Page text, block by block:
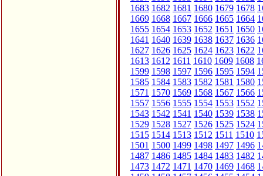
1683 1682 1681 1680 1679 1678
1669 1668 1667 1666 1665 1664
1655 1654 1653 1652 1651 1650
1641 1640 1639 1638 1637 1636
1627 1626 1625 1624 1623 1622
1613 1612 1611 1610 1609 1608
1599 1598 1597 1596 1595 1594
1585 1584 1583 1582 1581 1580
1571 1570 1569 1568 1567 1566
1557 1556 1555 1554 1553 1552
1543 1542 1541 1540 1539 1538
1529 1528 1527 1526 1525 1524
1515 1514 1513 1512 1511 1510
1501 1500 1499 1498 1497 1496
1487 1486 1485 1484 1483 1482
1473 1472 1471 1470 1469 1468